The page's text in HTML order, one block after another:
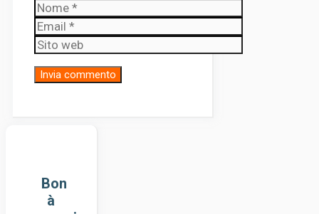
Nome
Email
Sito
web
Bon
à